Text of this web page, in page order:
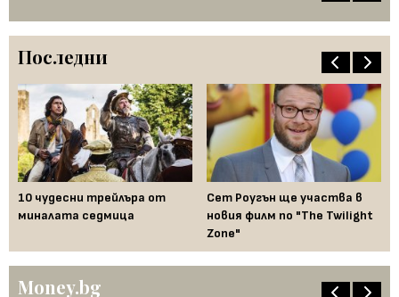
Последни
10 чудесни трейлъра от
миналата седмица
Сет Роугън ще участва в
новия филм по "The Twilight
Zone"
Money.bg